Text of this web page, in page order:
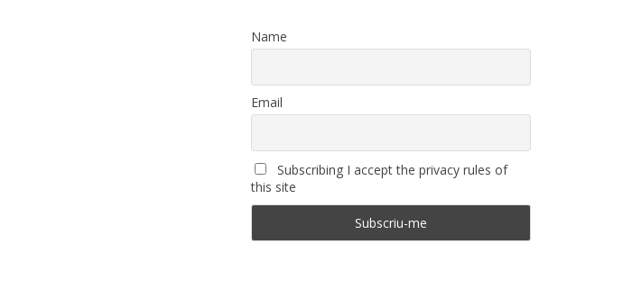
Name
Email
Subscribing I accept the privacy rules of
this site